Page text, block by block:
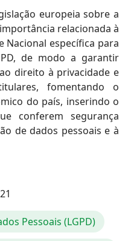
europeia sobre a
relacionada à
Nacional específica para
de modo a garantir
direito à privacidade e
fomentando o
do país, inserindo o
conferem segurança
de dados pessoais e à
Pessoais (LGPD)